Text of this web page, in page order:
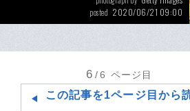
posted 2020/06/21 09:00
6 /6 ページ目
この記事を1ページ目から